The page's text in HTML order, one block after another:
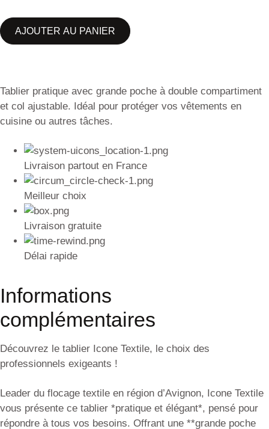
AJOUTER AU PANIER
Tablier pratique avec grande poche à double compartiment
et col ajustable. Idéal pour protéger vos vêtements en
cuisine ou autres tâches.
Livraison partout en France
Meilleur choix
Livraison gratuite
Délai rapide
Informations
complémentaires
Découvrez le tablier Icone Textile, le choix des
professionnels exigeants !
Leader du flocage textile en région d’Avignon, Icone Textile
vous présente ce tablier *pratique et élégant*, pensé pour
répondre à tous vos besoins. Offrant une **grande poche